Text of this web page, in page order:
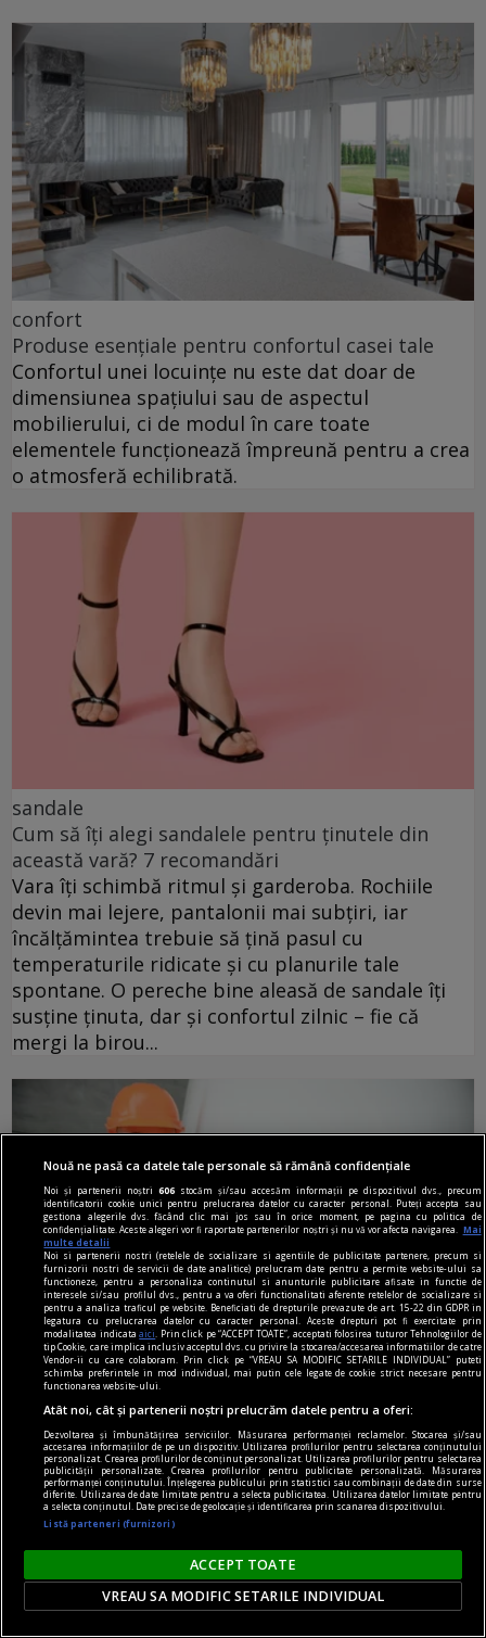
confort
Produse esențiale pentru confortul casei tale
Confortul unei locuințe nu este dat doar de
dimensiunea spațiului sau de aspectul
mobilierului, ci de modul în care toate
elementele funcționează împreună pentru a crea
o atmosferă echilibrată.
sandale
Cum să îți alegi sandalele pentru ținutele din
această vară? 7 recomandări
Vara îți schimbă ritmul și garderoba. Rochiile
devin mai lejere, pantalonii mai subțiri, iar
încălțămintea trebuie să țină pasul cu
temperaturile ridicate și cu planurile tale
spontane. O pereche bine aleasă de sandale îți
susține ținuta, dar și confortul zilnic – fie că
mergi la birou...
ipsos
Utilizări mai puțin cunoscute ale ipsosului în
amenajări interioare
Ipsosul (pulbere obținută prin arderea și
măcinarea gipsului, care face priză rapid în
contact cu apa) apare frecvent în reparații. Îl
folosești pentru a umple găuri sau pentru a fixa
doze electrice și, de multe ori, te oprești aici.
Nouă ne pasă ca datele tale personale să rămână confidențiale
Noi și partenerii noștri606 stocăm și/sau accesăm informații pe dispozitivul dvs., precum
identificatorii cookie unici pentru prelucrarea datelor cu caracter personal. Puteți accepta sau
gestiona alegerile dvs. făcând clic mai jos sau în orice moment, pe pagina cu politica de
confidențialitate. Aceste alegeri vor fi raportate partenerilor noștri și nu vă vor afecta navigarea.
Mai
multe detalii
Noi si partenerii nostri (retelele de socializare si agentiile de publicitate partenere, precum si
furnizorii nostri de servicii de date analitice) prelucram date pentru a permite website-ului sa
functioneze, pentru a personaliza continutul si anunturile publicitare afisate in functie de
interesele si/sau profilul dvs., pentru a va oferi functionalitati aferente retelelor de socializare si
pentru a analiza traficul pe website. Beneficiati de drepturile prevazute de art. 15-22 din GDPR in
legatura cu prelucrarea datelor cu caracter personal. Aceste drepturi pot fi exercitate prin
modalitatea indicataaici
. Prin click pe “ACCEPT TOATE”, acceptati folosirea tuturor Tehnologiilor de
tip Cookie, care implica inclusiv acceptul dvs. cu privire la stocarea/accesarea informatiilor de catre
Vendor-ii cu care colaboram. Prin click pe “VREAU SA MODIFIC SETARILE INDIVIDUAL” puteti
schimba preferintele in mod individual, mai putin cele legate de cookie strict necesare pentru
functionarea website-ului.
Atât noi, cât și partenerii noștri prelucrăm datele pentru a oferi:
Dezvoltarea și îmbunătățirea serviciilor. Măsurarea performanței reclamelor. Stocarea și/sau
accesarea informațiilor de pe un dispozitiv. Utilizarea profilurilor pentru selectarea conținutului
personalizat. Crearea profilurilor de conținut personalizat. Utilizarea profilurilor pentru selectarea
publicității personalizate. Crearea profilurilor pentru publicitate personalizată. Măsurarea
performanței conținutului. Înțelegerea publicului prin statistici sau combinații de date din surse
diferite. Utilizarea de date limitate pentru a selecta publicitatea. Utilizarea datelor limitate pentru
a selecta conținutul. Date precise de geolocație și identificarea prin scanarea dispozitivului.
Listă parteneri (furnizori)
ACCEPT TOATE
VREAU SA MODIFIC SETARILE INDIVIDUAL